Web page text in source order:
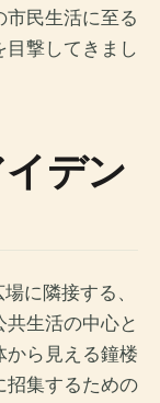
民生活に至る
目撃してきまし
デン
に隣接する、
生活の中心と
から見える鐘楼
招集するための